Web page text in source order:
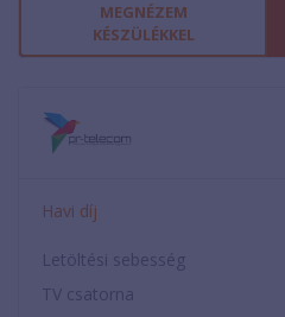
MEGNÉZEM
KÉSZÜLÉKKEL
Havi díj
Letöltési sebesség
TV csatorna